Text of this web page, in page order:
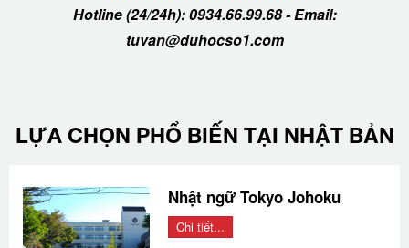
Hotline (24/24h): 0934.66.99.68 - Email:
tuvan@duhocso1.com
LỰA CHỌN PHỔ BIẾN TẠI NHẬT BẢN
Nhật ngữ Tokyo Johoku
Chi tiết...